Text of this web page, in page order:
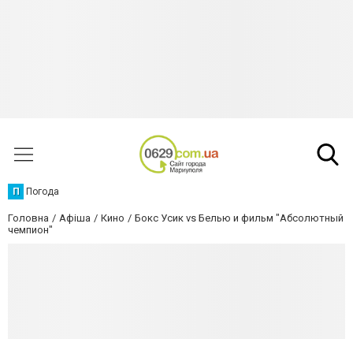
П Погода
Головна Афіша Кино
Бокс Усик vs Белью и фильм "Абсолютный
чемпион"